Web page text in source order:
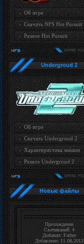
Об игре
Скачать NFS Hot Pursuit
Разное Hot Pursuit
Undergroud 2
Об игре
Cкачать Undergroud 2
Характеристика машин
Разное Undergroud 2
Новые файлы
Прохождение
Скачиваний: 4
Добавил: Father
Добавлено: 11.08.2012